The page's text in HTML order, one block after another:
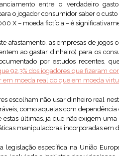
entre o verdadeiro
o jogador consumidor saber o
X – moeda fictícia – é
afastamento, as empresas de
ao gastar dinheiro) para os
por estudos recentes,
92,3% dos jogadores que fizeram
em moeda real do que em moeda
escolham não usar dinheiro real
como aquelas com
estas últimas, já que não exigem
manipuladoras incorporadas em
legislação específica na União